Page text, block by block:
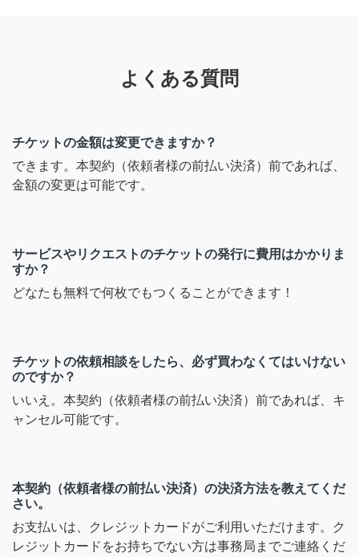
よくある質問
チケットの金額は変更できますか？
できます。本契約（依頼者様の前払い決済）前であれば、
金額の変更は可能です。
サービスやリクエストのチケットの発行に費用はかかりま
すか？
どなたも無料で何枚でもつくることができます！
チケットの依頼相談をしたら、必ず買わなくてはいけない
のですか？
いいえ。本契約（依頼者様の前払い決済）前であれば、キ
ャンセル可能です。
本契約（依頼者様の前払い決済）の決済方法を教えてくだ
さい。
お支払いは、クレジットカードがご利用いただけます。ク
レジットカードをお持ちでない方は事務局までご連絡くだ